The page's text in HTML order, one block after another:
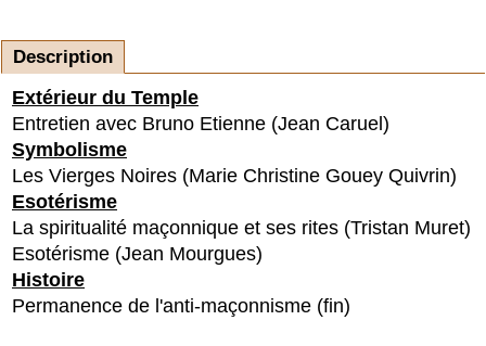
Description
Extérieur du Temple
Entretien avec Bruno Etienne (Jean Caruel)
Symbolisme
Les Vierges Noires (Marie Christine Gouey Quivrin)
Esotérisme
La spiritualité maçonnique et ses rites (Tristan Muret)
Esotérisme (Jean Mourgues)
Histoire
Permanence de l'anti-maçonnisme (fin)